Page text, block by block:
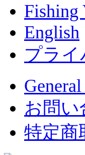
Fishing
English
プラ
お問い
特定商